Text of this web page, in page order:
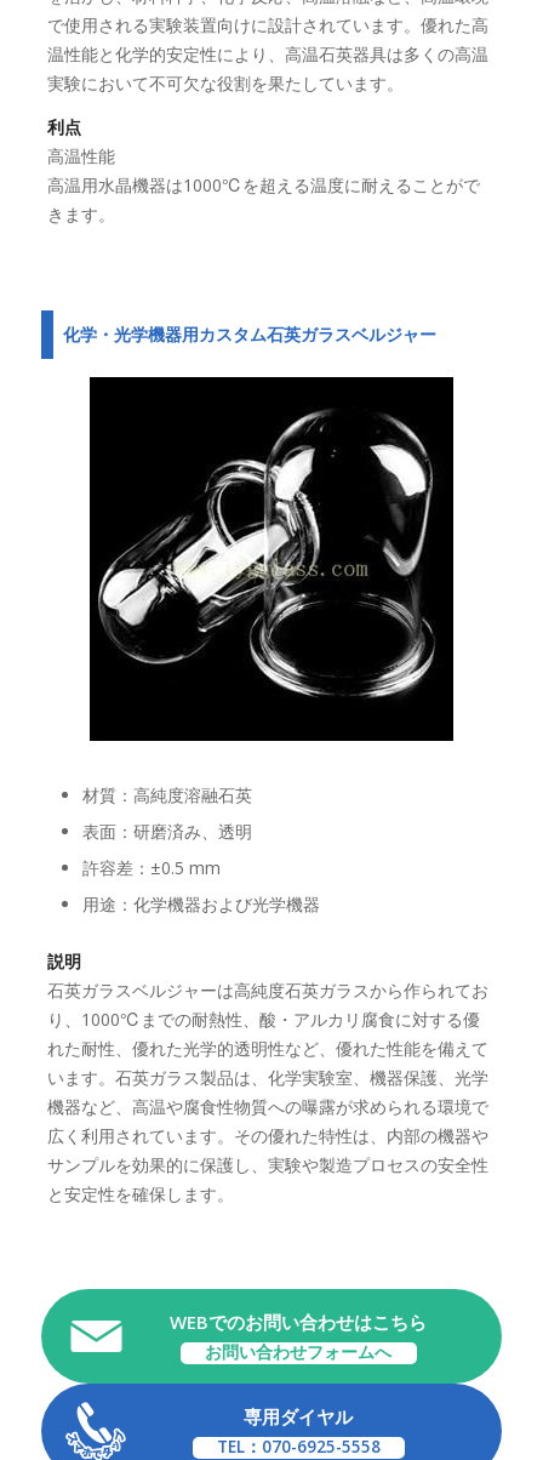
で使用される実験装置向けに設計されています。優れた高
温性能と化学的安定性により、高温石英器具は多くの高温
実験において不可欠な役割を果たしています。
利点
高温性能
高温用水晶機器は1000℃を超える温度に耐えることがで
きます。
化学・光学機器用カスタム石英ガラスベルジャー
材質：高純度溶融石英
表面：研磨済み、透明
許容差：±0.5 mm
用途：化学機器および光学機器
説明
石英ガラスベルジャーは高純度石英ガラスから作られてお
り、1000℃までの耐熱性、酸・アルカリ腐食に対する優
れた耐性、優れた光学的透明性など、優れた性能を備えて
います。石英ガラス製品は、化学実験室、機器保護、光学
機器など、高温や腐食性物質への曝露が求められる環境で
広く利用されています。その優れた特性は、内部の機器や
サンプルを効果的に保護し、実験や製造プロセスの安全性
と安定性を確保します。
WEBでのお問い合わせはこちら
お問い合わせフォームへ
専用ダイヤル
TEL：070-6925-5558